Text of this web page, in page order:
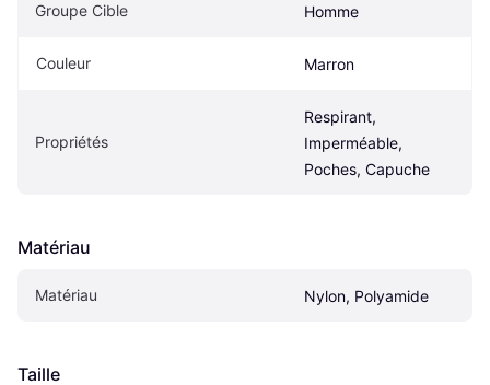
Groupe Cible Homme
Couleur Marron
Propriétés
Respirant,
Imperméable,
Poches, Capuche
Matériau
Matériau Nylon, Polyamide
Taille